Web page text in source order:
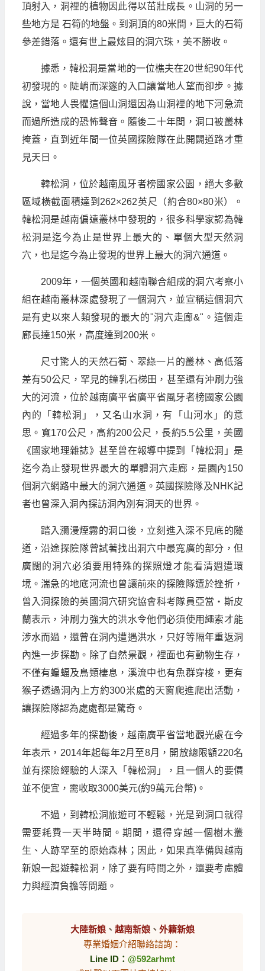
頂射入，洞裡的植物因此得以茁壯成長。山洞的另一
些地方是 石筍的地盤。到洞頂的80米間，巨大的石筍
參差錯落。還有世上最炫目的洞穴珠，美不勝收。
據悉，韓松洞是當地的一位樵夫在20世紀90年代
初發現的。陡峭而深邃的入口讓當地人望而卻步。據
說，當地人畏懼這個山洞還因為山洞裡的地下河急流
而過所造成的恐怖聲音。隨後二十年間，洞口被叢林
掩蓋，直到近年間一位英國探險隊在此開闢道路才重
見天日。
韓松洞，位於越南風牙者榜國家公園，絕大多數
區域橫截面積達到262×262英尺（約合80×80米）。
韓松洞是越南偏遠叢林中發現的，很多科學家認為韓
松洞是迄今為止是世界上最大的、單個大型天然洞
穴，也是迄今為止發現的世界上最大的洞穴通道。
2009年，一個英國和越南聯合組成的洞穴考察小
組在越南叢林深處發現了一個洞穴，並宣稱這個洞穴
是有史以來人類發現的最大的"洞穴走廊&"。這個走
廊長達150米，高度達到200米。
尺寸驚人的天然石筍、翠綠一片的叢林、高低落
差有50公尺，罕見的鐘乳石梯田，甚至還有沖刷力強
大的河流，位於越南廣平省廣平省風牙者榜國家公園
內的「韓松洞」，又名山水洞，有「山河水」的意
思。寬170公尺，高約200公尺，長約5.5公里，美國
《國家地理雜誌》甚至曾在報導中提到「韓松洞」是
迄今為止發現世界最大的單體洞穴走廊，是園內150
個洞穴網路中最大的洞穴通道。英國探險隊及NHK記
者也曾深入洞內探訪洞內別有洞天的世界。
踏入瀰漫煙霧的洞口後，立刻進入深不見底的隧
道，沿途探險隊曾試著找出洞穴中最寬廣的部分，但
廣闊的洞穴必須要用特殊的探照燈才能看清週遭環
境。湍急的地底河流也曾讓前來的探險隊遭於挫折，
曾入洞探險的英國洞穴研究協會科考隊員亞當‧斯皮
蘭表示，沖刷力強大的洪水令他們必須使用繩索才能
涉水而過，還曾在洞內遭遇洪水，只好等隔年重返洞
內進一步探勘。除了自然景觀，裡面也有動物生存，
不僅有蝙蝠及鳥類棲息，溪流中也有魚群穿梭，更有
猴子透過洞內上方約300米處的天窗爬進爬出活動，
讓探險隊認為處處都是驚奇。
經過多年的探勘後，越南廣平省當地觀光處在今
年表示，2014年起每年2月至8月，開放總限額220名
並有探險經驗的人深入「韓松洞」，且一個人的要價
並不便宜，需收取3000美元(約9萬元台幣)。
不過，到韓松洞旅遊可不輕鬆，光是到洞口就得
需要耗費一天半時間。期間，還得穿越一個樹木叢
生、人跡罕至的原始森林；因此，如果真準備與越南
新娘一起遊韓松洞，除了要有時間之外，還要考慮體
力與經濟負擔等問題。
大陸新娘、 越南新娘、 外籍新娘
專業婚姻介紹聯絡諮詢：
Line ID： @592arhmt